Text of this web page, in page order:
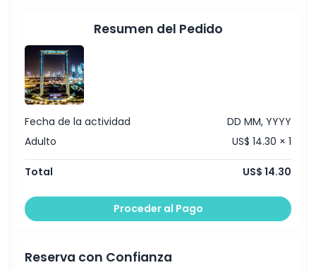
Horario de Apertura
Cosas a Saber
Ubicación
Política de Cancelación
Resumen del Pedido
Fecha de la actividad
DD MM, YYYY
Adulto
US$ 14.30 × 1
Total US$ 14.30
Proceder al Pago
Reserva con Confianza